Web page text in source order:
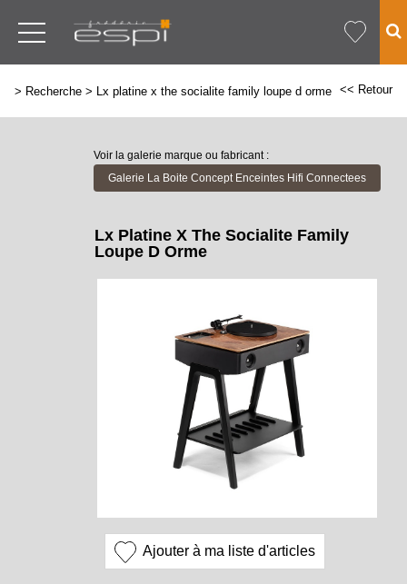
> Recherche > Lx platine x the socialite family loupe d orme << Retour
Voir la galerie marque ou fabricant :
Galerie La Boite Concept Enceintes Hifi Connectees
Ajouter à ma liste d'articles
Lx Platine X The Socialite Family
Loupe D Orme